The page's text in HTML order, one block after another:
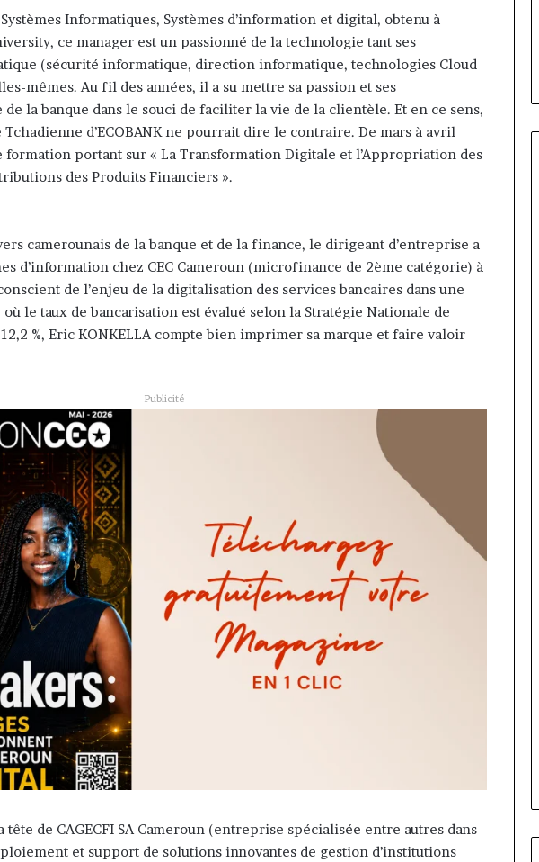
Informatiques, Systèmes d’information et digital, obtenu à
ce manager est un passionné de la technologie tant ses
(sécurité informatique, direction informatique, technologies Cloud
mêmes. Au fil des années, il a su mettre sa passion et ses
de la banque dans le souci de faciliter la vie de la clientèle. Et en ce sens,
d’ECOBANK ne pourrait dire le contraire. De mars à avril
formation portant sur « La Transformation Digitale et l’Appropriation des
des Produits Financiers ».
camerounais de la banque et de la finance, le dirigeant d’entreprise a
d’information chez CEC Cameroun (microfinance de 2ème catégorie) à
de l’enjeu de la digitalisation des services bancaires dans une
le taux de bancarisation est évalué selon la Stratégie Nationale de
%, Eric KONKELLA compte bien imprimer sa marque et faire valoir
Publicité
tête de CAGECFI SA Cameroun (entreprise spécialisée entre autres dans
et support de solutions innovantes de gestion d’institutions
la
présidence
du
conseil,
Jean-
Emmanuel
Pondi
nommé
vice-
Rose Leke prend la présidence
du conseil, Jean-Emmanuel
Pondi nommé vice-président
:
le
choix
la
croissance
sous
discipline
Gaëtan Debuchy à la tête
d’Advans Cameroun : le choix
de la croissance sous discipline